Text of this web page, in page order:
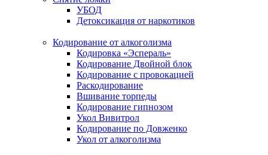
УБОД
Детоксикация от наркотиков
Кодирование от алкоголизма
Кодировка «Эспераль»
Кодирование Двойной блок
Кодирование с провокацией
Раскодирование
Вшивание торпеды
Кодирование гипнозом
Укол Вивитрол
Кодирование по Довженко
Укол от алкоголизма